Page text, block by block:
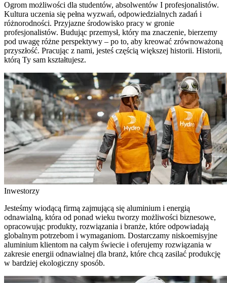
Ogrom możliwości dla studentów, absolwentów I profesjonalistów.
Kultura uczenia się pełna wyzwań, odpowiedzialnych zadań i
różnorodności. Przyjazne środowisko pracy w gronie
profesjonalistów. Budując przemysł, który ma znaczenie, bierzemy
pod uwagę różne perspektywy – po to, aby kreować zrównoważoną
przyszłość. Pracując z nami, jesteś częścią większej historii. Historii,
którą Ty sam kształtujesz.
Inwestorzy
Jesteśmy wiodącą firmą zajmującą się aluminium i energią
odnawialną, która od ponad wieku tworzy możliwości biznesowe,
opracowując produkty, rozwiązania i branże, które odpowiadają
globalnym potrzebom i wymaganiom. Dostarczamy niskoemisyjne
aluminium klientom na całym świecie i oferujemy rozwiązania w
zakresie energii odnawialnej dla branż, które chcą zasilać produkcję
w bardziej ekologiczny sposób.